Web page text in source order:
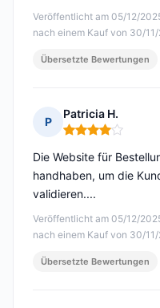
Veröffentlicht am 05/12/
nach einem Kauf von 30/
Übersetzte Bewertungen
P
Patricia H.
Hinweis: 4 von 5
Veröffentlicht am 05/12/
nach einem Kauf von 30/
Die Website für
handhaben, um die
validieren....
Übersetzte Bewertungen